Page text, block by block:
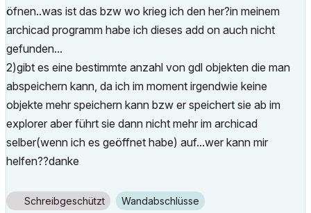
öfnen..was ist das bzw wo krieg ich den her?in meinem
archicad programm habe ich dieses add on auch nicht
gefunden...
2)gibt es eine bestimmte anzahl von gdl objekten die man
abspeichern kann, da ich im moment irgendwie keine
objekte mehr speichern kann bzw er speichert sie ab im
explorer aber führt sie dann nicht mehr im archicad
selber(wenn ich es geöffnet habe) auf...wer kann mir
helfen??danke
Schreibgeschützt Wandabschlüsse